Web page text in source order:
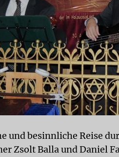
und besinnliche Reise
Zsolt Balla und Daniel